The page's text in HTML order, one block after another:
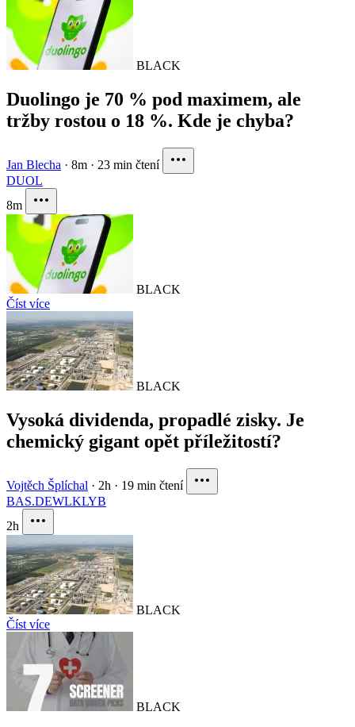
BLACK
Duolingo je 70 % pod maximem, ale
tržby rostou o 18 %. Kde je chyba?
Jan Blecha · 8m · 23 min čtení
DUOL
8m
BLACK
Číst více
BLACK
Vysoká dividenda, propadlé zisky. Je
chemický gigant opět příležitostí?
Vojtěch Šplíchal · 2h · 19 min čtení
BAS.DEWLKLYB
2h
BLACK
Číst více
BLACK